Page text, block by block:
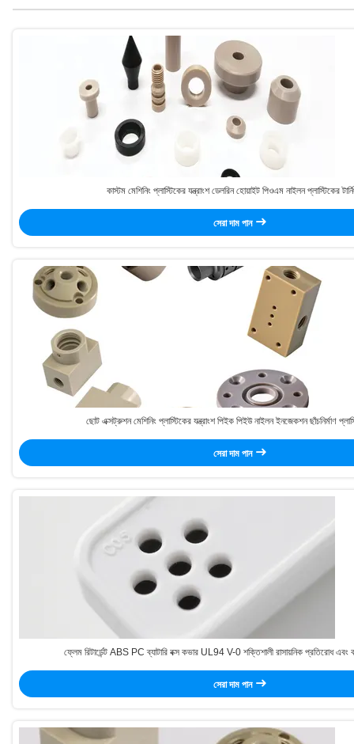
কাস্টম মেশিনিং প্লাস্টিকের যন্ত্রাংশ ডেলরিন হোয়াইট পিওএম নাইলন প্লাস্টিকের
সেরা দাম পান
ছোট এক্সট্রুশন মেশিনিং প্লাস্টিকের যন্ত্রাংশ পিইক পিইউ নাইলন ইনজেকশন ছাঁচনির্মাণ
সেরা দাম পান
ফ্লেম রিটার্ডেন্ট ABS PC ব্যাটারি বক্স কভার UL94 V-0 শক্তিশালী রাসায়নিক প্রতিরোধ এবং
সেরা দাম পান